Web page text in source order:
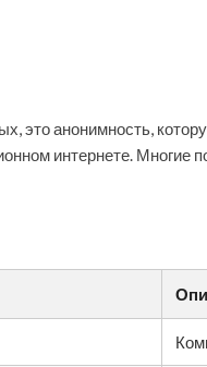
это анонимность,
интернете.